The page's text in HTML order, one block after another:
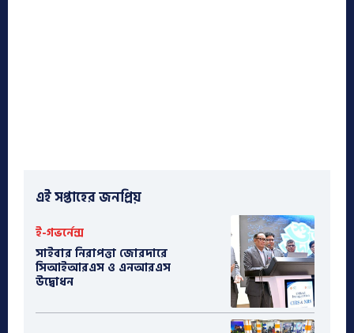
এই সপ্তাহের জনপ্রিয়
ই-গভর্নেন্স
সাইবার নিরাপত্তা জোরদারে
সিআইআরএস ও এনআরএস
উদ্বোধন